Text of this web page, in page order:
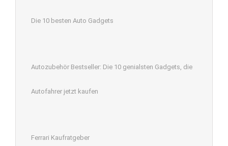
Die 10 besten Auto Gadgets
Autozubehör Bestseller: Die 10 genialsten Gadgets, die
Autofahrer jetzt kaufen
Ferrari Kaufratgeber